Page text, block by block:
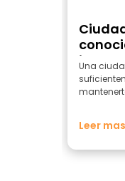
viajar
Una
Leer mas